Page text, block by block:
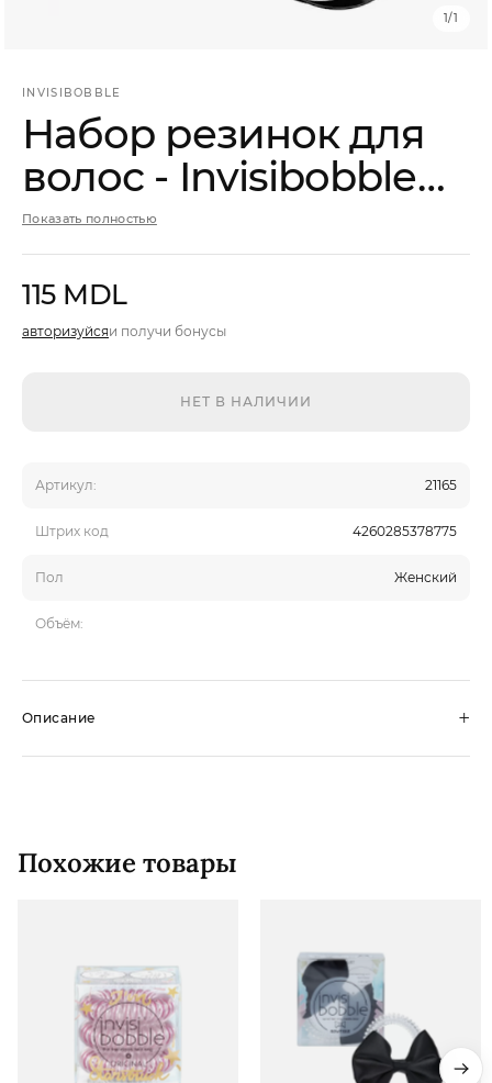
Новости
Акции
1/1
INVISIBOBBLE
Набор резинок для
волос - Invisibobble
Basic True Black
Показать полностью
115 MDL
авторизуйсяи получи бонусы
НЕТ В НАЛИЧИИ
Артикул: 21165
Штрих код 4260285378775
Пол Женский
Объём:
Описание +
Похожие товары